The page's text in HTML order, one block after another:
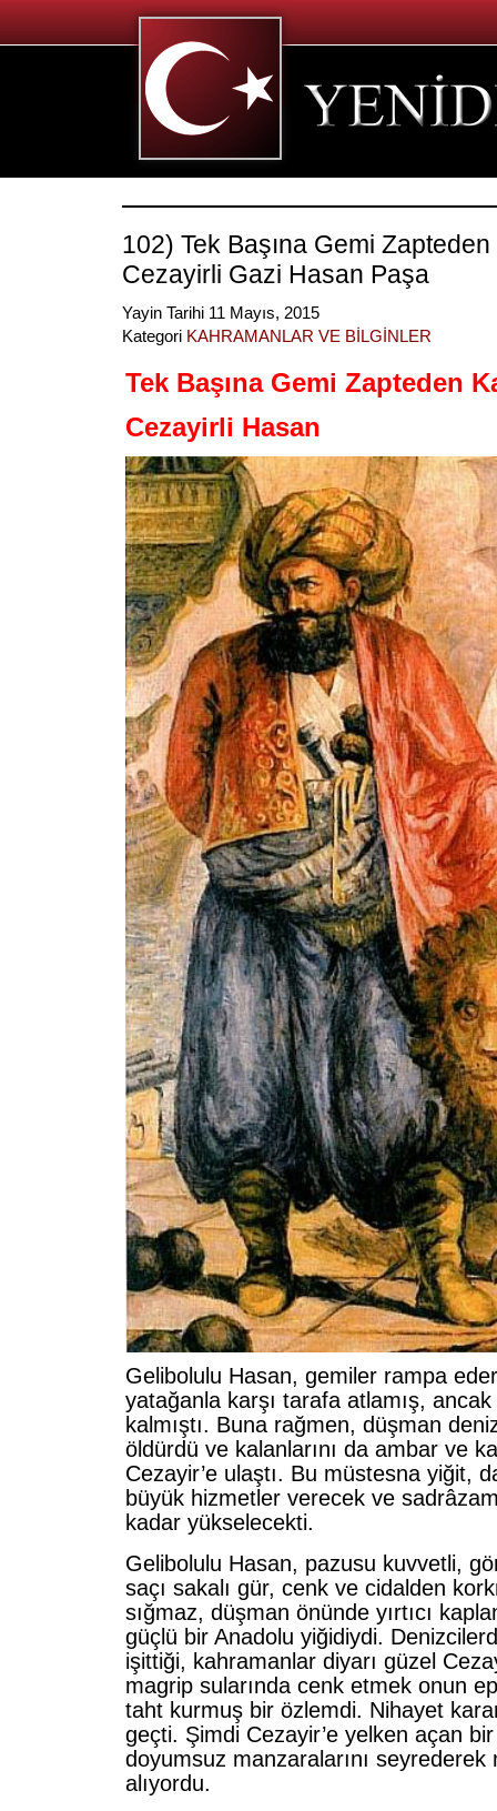
102) Tek Başına Gemi
Cezayirli Gazi Hasan Paşa
Yayin Tarihi 11 Mayıs, 2015
Kategori KAHRAMANLAR VE BİLGİNLER
Tek Başına Gemi Zapteden
Cezayirli Hasan
Gelibolulu Hasan, gemiler rampa
yatağanla karşı tarafa atlamış, ancak
kalmıştı. Buna rağmen, düşman
öldürdü ve kalanlarını da ambar ve
Cezayir’e ulaştı. Bu müstesna yiğit,
büyük hizmetler verecek ve
kadar yükselecekti.
Gelibolulu Hasan, pazusu kuvvetli,
saçı sakalı gür, cenk ve cidalden
sığmaz, düşman önünde yırtıcı
güçlü bir Anadolu yiğidiydi.
işittiği, kahramanlar diyarı güzel
magrip sularında cenk etmek onun
taht kurmuş bir özlemdi. Nihayet
geçti. Şimdi Cezayir’e yelken açan
doyumsuz manzaralarını seyrederek
alıyordu.